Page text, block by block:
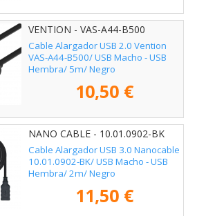
VENTION - VAS-A44-B500
Cable Alargador USB 2.0 Vention
VAS-A44-B500/ USB Macho - USB
Hembra/ 5m/ Negro
10,50 €
NANO CABLE - 10.01.0902-BK
Cable Alargador USB 3.0 Nanocable
10.01.0902-BK/ USB Macho - USB
Hembra/ 2m/ Negro
11,50 €